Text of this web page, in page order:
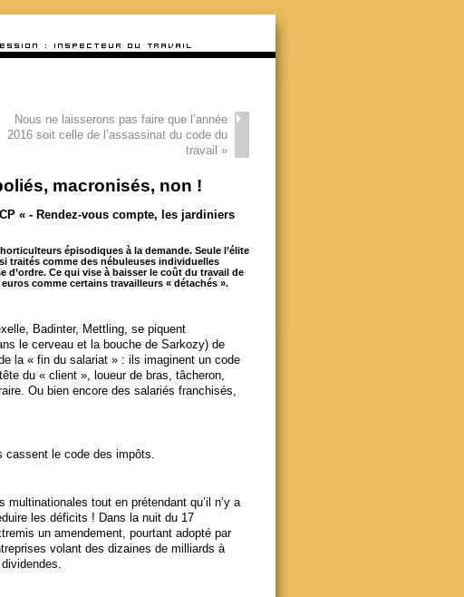
Nous ne laisserons pas faire que l’année
2016 soit celle de l’assassinat du code du
travail»
macronisés, non !
« - Rendez-vous compte, les jardiniers
épisodiques à la demande. Seule l’élite
traités comme des nébuleuses individuelles
Ce qui vise à baisser le coût du travail de
comme certains travailleurs « détachés ».
Badinter, Mettling, se piquent
le cerveau et la bouche de Sarkozy) de
la « fin du salariat » : ils imaginent un code
du « client », loueur de bras, tâcheron,
Ou bien encore des salariés franchisés,
cassent le code des impôts.
tout en prétendant qu’il n’y a
les déficits ! Dans la nuit du 17
un amendement, pourtant adopté par
volant des dizaines de milliards à